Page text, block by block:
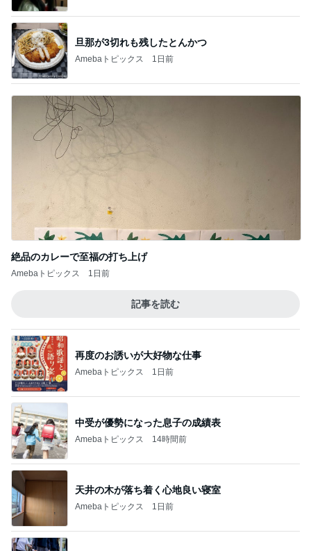
旦那が3切れも残したとんかつ
Amebaトピックス 1日前
絶品のカレーで至福の打ち上げ
Amebaトピックス 1日前
記事を読む
再度のお誘いが大好物な仕事
Amebaトピックス 1日前
中受が優勢になった息子の成績表
Amebaトピックス 14時間前
天井の木が落ち着く心地良い寝室
Amebaトピックス 1日前